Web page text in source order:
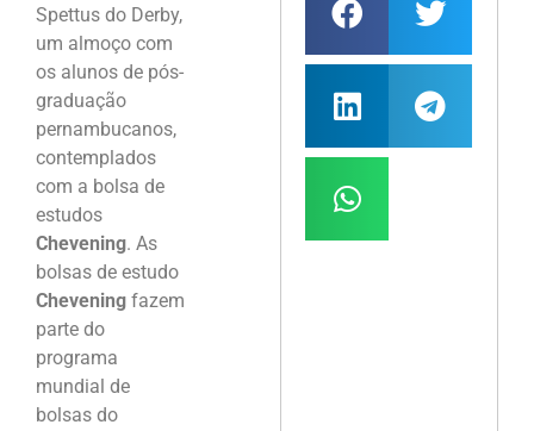
Spettus do Derby,
um almoço com
os alunos de pós-
graduação
pernambucanos,
contemplados
com a bolsa de
estudos
Chevening. As
bolsas de estudo
Chevening fazem
parte do
programa
mundial de
bolsas do